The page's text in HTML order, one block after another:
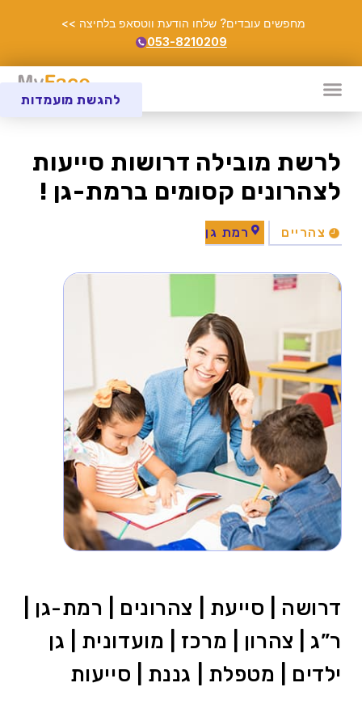
מחפשים עובדים? שלחו הודעת ווטסאפ בלחיצה >>
053-8210209
לרשת מובילה דרושות סייעות
לצהרונים קסומים ברמת-גן !
צהריים רמת גן
להגשת מועמדות
דרושה | סייעת | צהרונים | רמת-גן |
ר”ג | צהרון | מרכז | מועדונית | גן
ילדים | מטפלת | גננת | סייעות